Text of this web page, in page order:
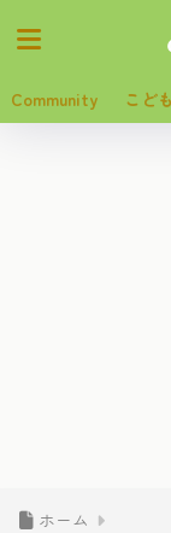
Community こど
ホーム